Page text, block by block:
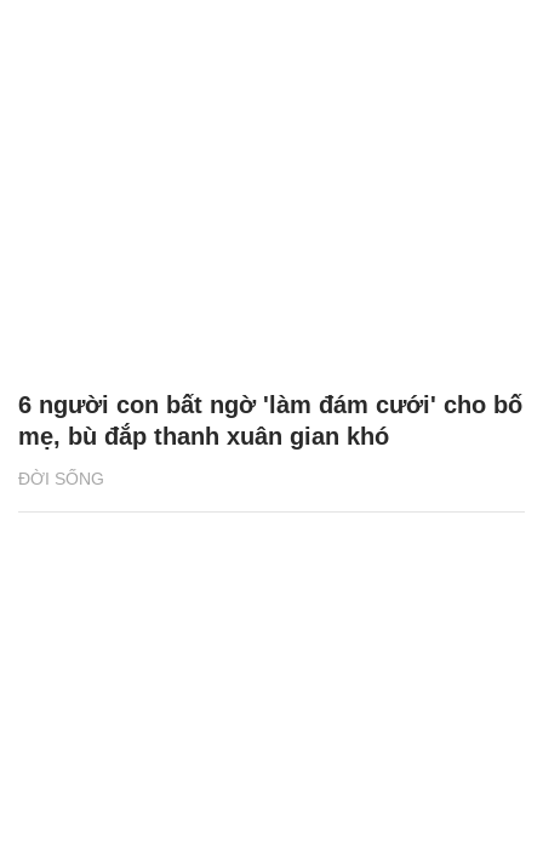
ĐỜI SỐNG
6 người con bất ngờ 'làm đám cưới' cho bố
mẹ, bù đắp thanh xuân gian khó